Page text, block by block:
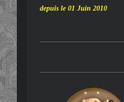
depuis le 01 Juin 2010